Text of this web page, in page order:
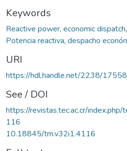
Keywords
Reactive power, economic dispatch,
Potencia reactiva, despacho
URI
https://hdl.handle.net/2238/17558
See / DOI
https://revistas.tec.ac.cr/
116
10.18845/tm.v32i1.4116